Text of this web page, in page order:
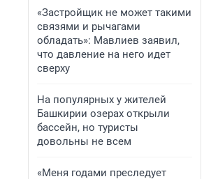
«Застройщик не может такими
связями и рычагами
обладать»: Мавлиев заявил,
что давление на него идет
сверху
На популярных у жителей
Башкирии озерах открыли
бассейн, но туристы
довольны не всем
«Меня годами преследует